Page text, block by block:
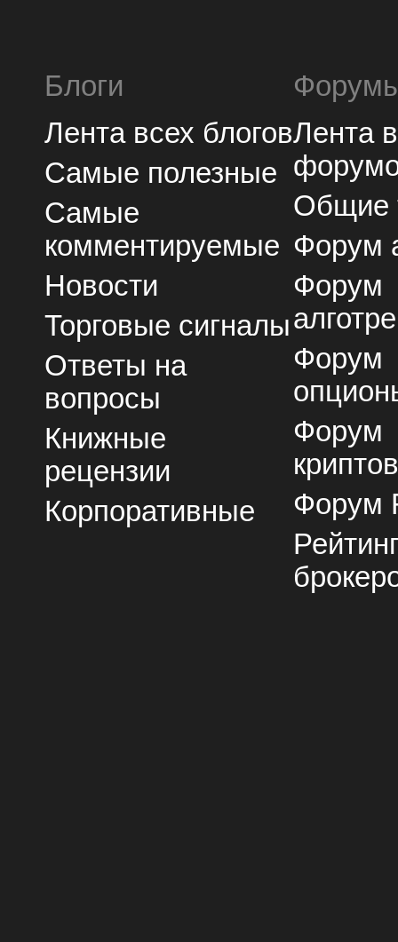
Блоги
Лента всех блогов
Самые полезные
Самые
комментируемые
Новости
Торговые сигналы
Ответы на
вопросы
Книжные
рецензии
Корпоративные
Лента
Общие
Форум
Форум
Форум
Форум
Форум